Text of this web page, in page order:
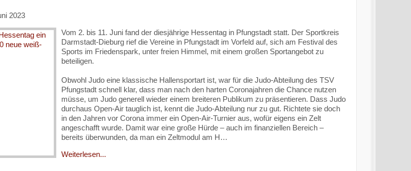
2023
Vom 2. bis 11. Juni fand der diesjährige Hessentag in Pfungstadt statt. Der Sportkreis
Darmstadt-Dieburg rief die Vereine in Pfungstadt im Vorfeld auf, sich am Festival des
Sports im Friedenspark, unter freien Himmel, mit einem großen Sportangebot zu
beteiligen.
Obwohl Judo eine klassische Hallensportart ist, war für die Judo-Abteilung des TSV
Pfungstadt schnell klar, dass man nach den harten Coronajahren die Chance nutzen
müsse, um Judo generell wieder einem breiteren Publikum zu präsentieren. Dass Judo
durchaus Open-Air tauglich ist, kennt die Judo-Abteilung nur zu gut. Richtete sie doch
in den Jahren vor Corona immer ein Open-Air-Turnier aus, wofür eigens ein Zelt
angeschafft wurde. Damit war eine große Hürde – auch im finanziellen Bereich –
bereits überwunden, da man ein Zeltmodul am H…
Weiterlesen...